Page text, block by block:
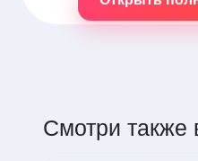
Смотри также